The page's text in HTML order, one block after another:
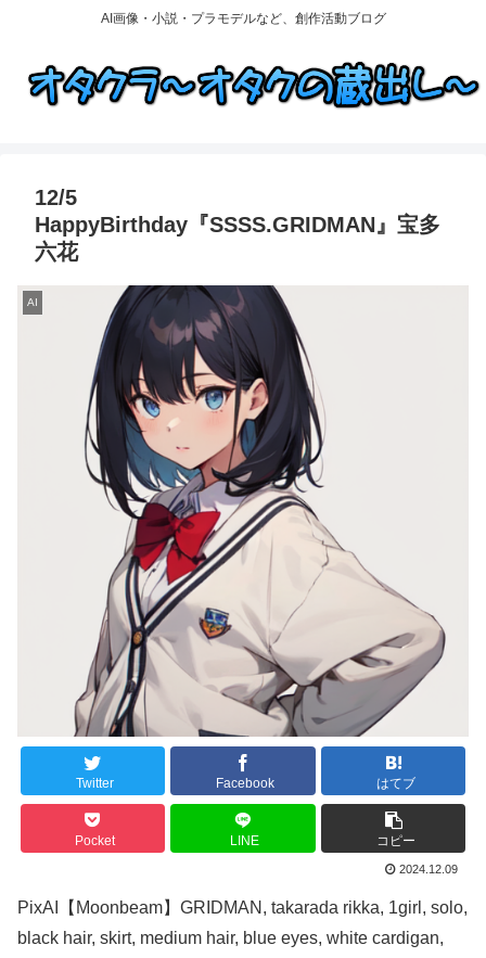
AI画像・小説・プラモデルなど、創作活動ブログ
12/5
HappyBirthday『SSSS.GRIDMAN』宝多
六花
AI
Twitter Facebook はてブ
Pocket LINE コピー
2024.12.09
PixAI【Moonbeam】GRIDMAN, takarada rikka, 1girl, solo,
black hair, skirt, medium hair, blue eyes, white cardigan,